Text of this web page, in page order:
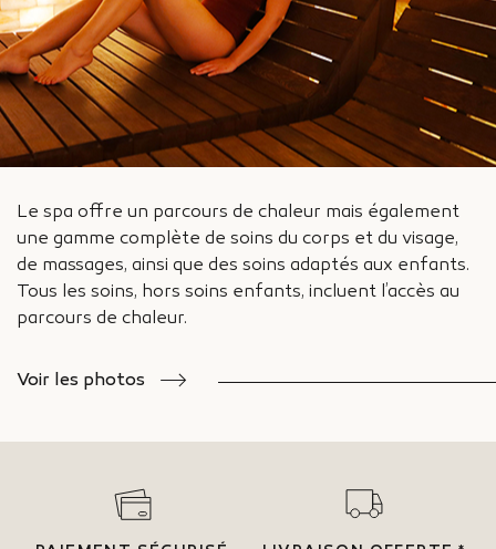
Le spa offre un parcours de chaleur mais également
une gamme complète de soins du corps et du visage,
de massages, ainsi que des soins adaptés aux enfants.
Tous les soins, hors soins enfants, incluent l’accès au
parcours de chaleur.
Voir les photos